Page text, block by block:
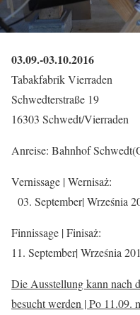
03.09.-03.10.2016
Tabakfabrik Vierraden
Schwedterstraße 19
16303 Schwedt/Vierraden
Anreise: Bahnhof
Vernissage | Wernisaż:
03. September| Września
Finnissage | Finisaż:
11. September| Września
Die Ausstellung kann nach
besucht werden | Po 11.09.